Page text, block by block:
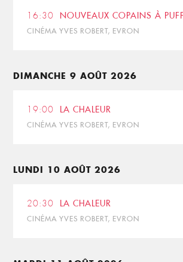
16:30 NOUVEAUX COPAINS À
CINÉMA YVES ROBERT, EVRON
DIMANCHE 9 AOÛT 2026
19:00 LA CHALEUR
CINÉMA YVES ROBERT, EVRON
LUNDI 10 AOÛT 2026
20:30 LA CHALEUR
CINÉMA YVES ROBERT, EVRON